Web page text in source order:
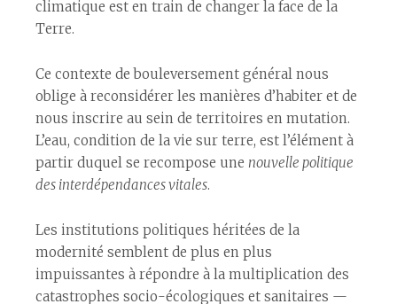
climatique est en train de changer la face de la
Terre.
Ce contexte de bouleversement général nous
oblige à reconsidérer les manières d’habiter et de
nous inscrire au sein de territoires en mutation.
L’eau, condition de la vie sur terre, est l’élément à
partir duquel se recompose une nouvelle politique
des interdépendances vitales.
Les institutions politiques héritées de la
modernité semblent de plus en plus
impuissantes à répondre à la multiplication des
catastrophes socio-écologiques et sanitaires —